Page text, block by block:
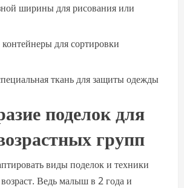
ширины для рисования или
для сортировки
ткань для защиты одежды
поделок для
групп
виды поделок и техники
Ведь малыш в 2 года и